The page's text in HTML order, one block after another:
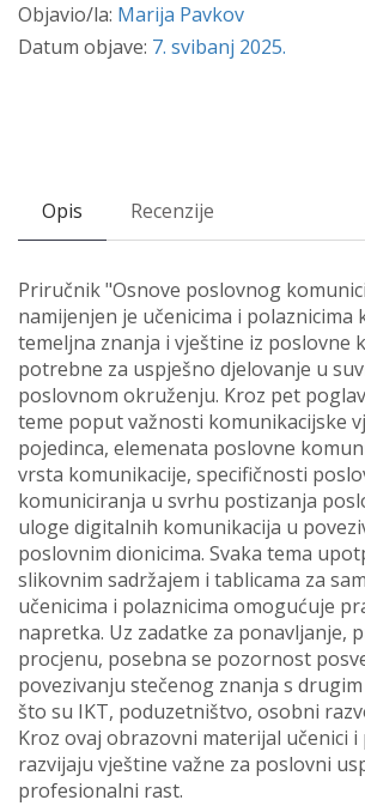
Objavio/la: Marija Pavkov
Datum objave: 7. svibanj 2025.
Opis Recenzije
Priručnik "Osnove poslovnog
namijenjen je učenicima i polaznicima
temeljna znanja i vještine iz poslovne
potrebne za uspješno djelovanje u
poslovnom okruženju. Kroz pet
teme poput važnosti komunikacijske
pojedinca, elemenata poslovne
vrsta komunikacije, specifičnosti
komuniciranja u svrhu postizanja
uloge digitalnih komunikacija u
poslovnim dionicima. Svaka tema
slikovnim sadržajem i tablicama za
učenicima i polaznicima omogućuje
napretka. Uz zadatke za ponavljanje,
procjenu, posebna se pozornost
povezivanju stečenog znanja s
što su IKT, poduzetništvo, osobni
Kroz ovaj obrazovni materijal učenici i
razvijaju vještine važne za poslovni
profesionalni rast.